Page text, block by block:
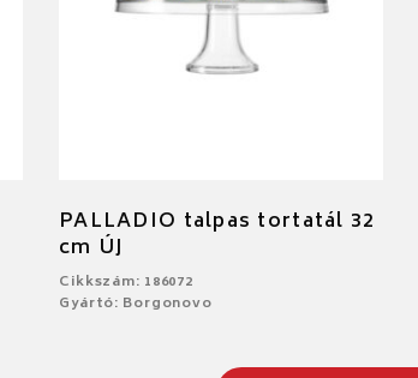
PALLADIO talpas tortatál 32
cm ÚJ
Cikkszám: 186072
Gyártó: Borgonovo